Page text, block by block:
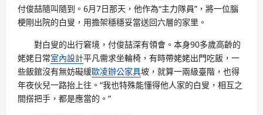
付俊喆隨叫隨到。6月7日那天，他作為“主力隊員”，將一位腦
梗剛出院的白叟，用擔架穩穩妥當送回六層的家里。
對白叟的出行窘境，付俊喆深有領會。本身90多歲高齡的
姥姥日常室內設計平凡需求坐輪椅，有時帶姥姥出門吃飯，一
些飯館沒有無妨礙緩歐凌辦公家具坡，就算一兩級臺階，也得
年夜伙兒一路抬上往。“我也特殊能懂得他人家的白叟，相互之
間搭把手，都是應當的。”